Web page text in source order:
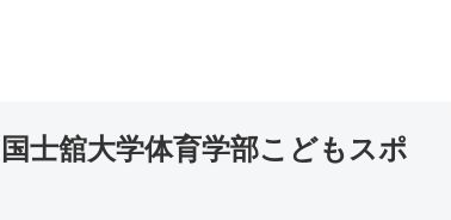
士舘大学体育学部こどもスポ